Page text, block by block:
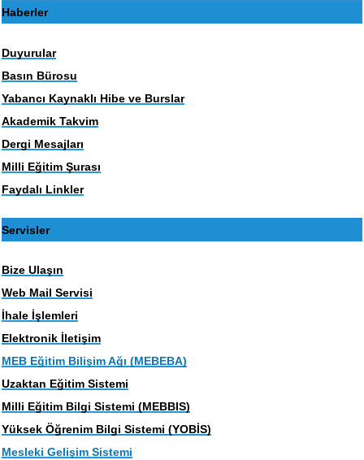
Haberler
Duyurular
Basın Bürosu
Yabancı Kaynaklı Hibe ve Burslar
Akademik Takvim
Dergi Mesajları
Milli Eğitim Şurası
Faydalı Linkler
Servisler
Bize Ulaşın
Web Mail Servisi
İhale İşlemleri
Elektronik İletişim
MEB Eğitim Bilişim Ağı (MEBEBA)
Uzaktan Eğitim Sistemi
Milli Eğitim Bilgi Sistemi (MEBBIS)
Yüksek Öğrenim Bilgi Sistemi (YOBİS)
Mesleki Gelişim Sistemi